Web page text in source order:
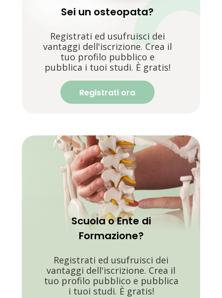
Sei un osteopata?
Registrati ed usufruisci dei
vantaggi dell'iscrizione. Crea il
tuo profilo pubblico e
pubblica i tuoi studi. È gratis!
Registrati ora
Scuola o Ente di
Formazione?
Registrati ed usufruisci dei
vantaggi dell'iscrizione. Crea il
tuo profilo pubblico e pubblica
i tuoi studi. È gratis!